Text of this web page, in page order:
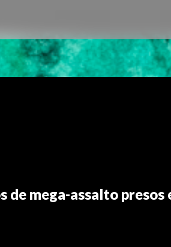
de mega-assalto presos